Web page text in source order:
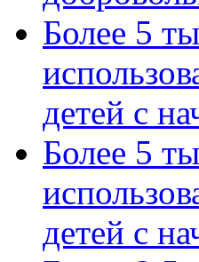
Более 5
детей с
Более 5
детей с